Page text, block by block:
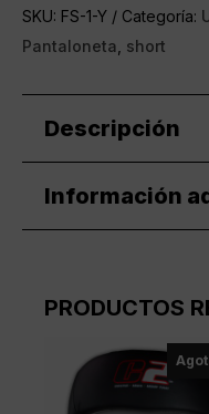
SKU: FS-1-Y Categoría:
Pantaloneta short
Descripción
Información
PRODUCTOS